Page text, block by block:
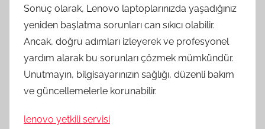
Sonuç olarak, Lenovo laptoplarınızda yaşadığınız
yeniden başlatma sorunları can sıkıcı olabilir.
Ancak, doğru adımları izleyerek ve profesyonel
yardım alarak bu sorunları çözmek mümkündür.
Unutmayın, bilgisayarınızın sağlığı, düzenli bakım
ve güncellemelerle korunabilir.
lenovo yetkili servisi